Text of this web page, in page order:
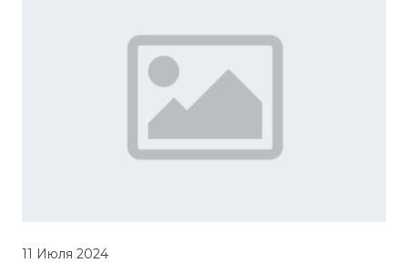
11 Июля 2024